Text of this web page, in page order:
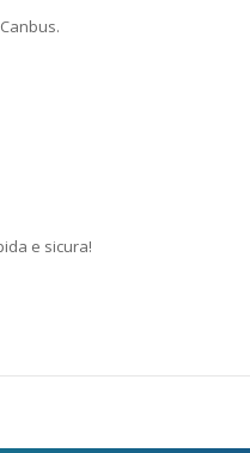
e sicura!